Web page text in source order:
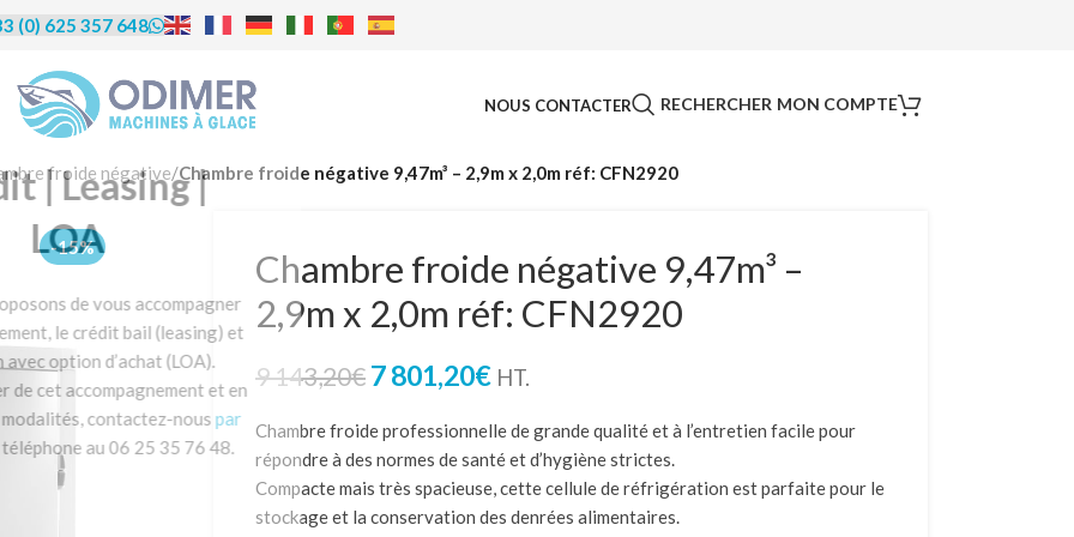
| Leasing |
LOA
proposons de vous accompagner
le crédit bail (leasing) et
avec option d’achat (LOA).
de cet accompagnement et en
les modalités, contactez-nous
par téléphone au 06 25 35 76 48.
(0) 625 357 648
NOUS CONTACTER RECHERCHER MON COMPTE
froide négative/Chambre froide négative 9,47m³ – 2,9m x 2,0m réf: CFN2920
-15%
Chambre froide négative 9,47m³ –
2,9m x 2,0m réf: CFN2920
9 143,20€ 7 801,20€ HT.
Chambre froide professionnelle de grande qualité et à l’entretien facile pour
répondre à des normes de santé et d’hygiène strictes.
Compacte mais très spacieuse, cette cellule de réfrigération est parfaite pour le
stockage et la conservation des denrées alimentaires.